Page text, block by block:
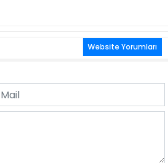
Website Yorumları